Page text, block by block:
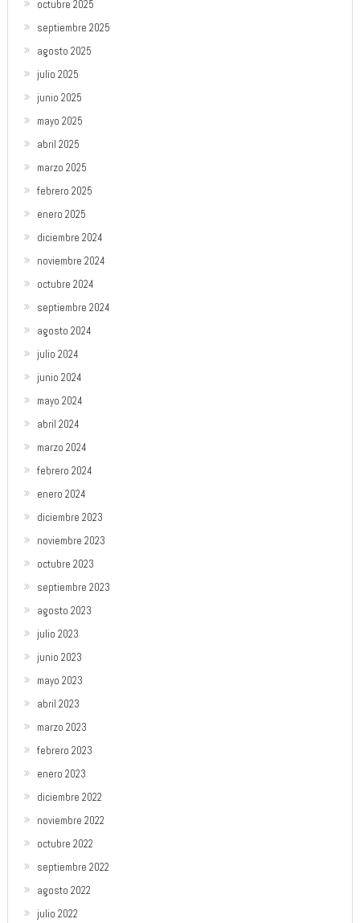
octubre 2025
septiembre 2025
agosto 2025
julio 2025
junio 2025
mayo 2025
abril 2025
marzo 2025
febrero 2025
enero 2025
diciembre 2024
noviembre 2024
octubre 2024
septiembre 2024
agosto 2024
julio 2024
junio 2024
mayo 2024
abril 2024
marzo 2024
febrero 2024
enero 2024
diciembre 2023
noviembre 2023
octubre 2023
septiembre 2023
agosto 2023
julio 2023
junio 2023
mayo 2023
abril 2023
marzo 2023
febrero 2023
enero 2023
diciembre 2022
noviembre 2022
octubre 2022
septiembre 2022
agosto 2022
julio 2022